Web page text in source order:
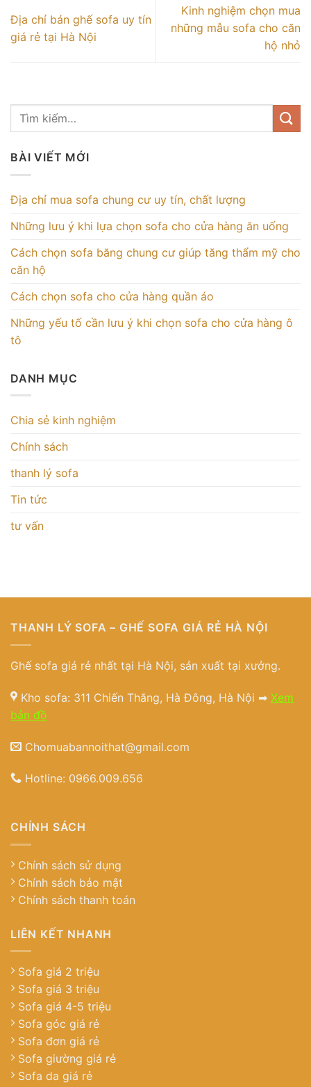
Địa chỉ bán ghế sofa uy tín
giá rẻ tại Hà Nội
Kinh nghiệm chọn mua
những mẫu sofa cho căn
hộ nhỏ
BÀI VIẾT MỚI
Địa chỉ mua sofa chung cư uy tín, chất lượng
Những lưu ý khi lựa chọn sofa cho cửa hàng ăn uống
Cách chọn sofa băng chung cư giúp tăng thẩm mỹ cho
căn hộ
Cách chọn sofa cho cửa hàng quần áo
Những yếu tố cần lưu ý khi chọn sofa cho cửa hàng ô
tô
DANH MỤC
Chia sẻ kinh nghiệm
Chính sách
thanh lý sofa
Tin tức
tư vấn
THANH LÝ SOFA – GHẾ SOFA GIÁ RẺ HÀ NỘI
Ghế sofa giá rẻ nhất tại Hà Nội, sản xuất tại xưởng.
Kho sofa: 311 Chiến Thắng, Hà Đông, Hà Nội ➡ Xem
bản đồ
Chomuabannoithat@gmail.com
Hotline: 0966.009.656
CHÍNH SÁCH
Chính sách sử dụng
Chính sách bảo mật
Chính sách thanh toán
LIÊN KẾT NHANH
Sofa giá 2 triệu
Sofa giá 3 triệu
Sofa giá 4-5 triệu
Sofa góc giá rẻ
Sofa đơn giá rẻ
Sofa giường giá rẻ
Sofa da giá rẻ